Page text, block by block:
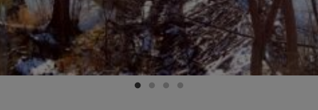
Grußwort
Kontakt
Veranstaltungen